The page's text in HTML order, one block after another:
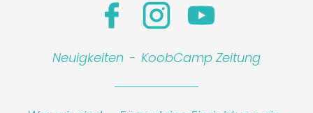
Neuigkeiten - KoobCamp Zeitung